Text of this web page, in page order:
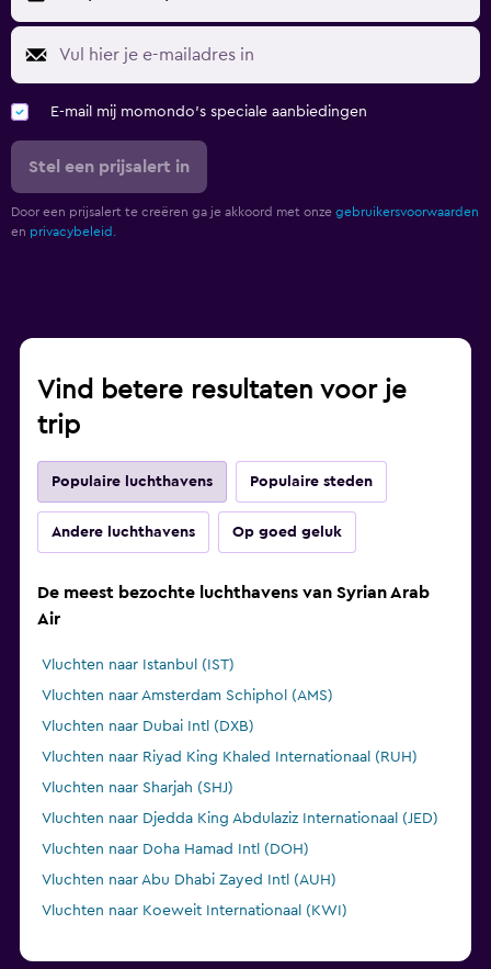
E-mail mij momondo's speciale aanbiedingen
Stel een prijsalert in
Door een prijsalert te creëren ga je akkoord met onze gebruikersvoorwaarden
en privacybeleid.
Vind betere resultaten voor je
trip
Populaire luchthavens Populaire steden
Andere luchthavens Op goed geluk
De meest bezochte luchthavens van Syrian Arab
Air
Vluchten naar Istanbul (IST)
Vluchten naar Amsterdam Schiphol (AMS)
Vluchten naar Dubai Intl (DXB)
Vluchten naar Riyad King Khaled Internationaal (RUH)
Vluchten naar Sharjah (SHJ)
Vluchten naar Djedda King Abdulaziz Internationaal (JED)
Vluchten naar Doha Hamad Intl (DOH)
Vluchten naar Abu Dhabi Zayed Intl (AUH)
Vluchten naar Koeweit Internationaal (KWI)